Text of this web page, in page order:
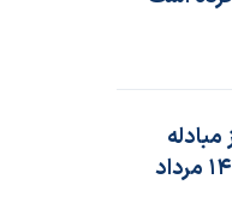
ایران؛ امروز چهارشنبه ۱۴ مرداد